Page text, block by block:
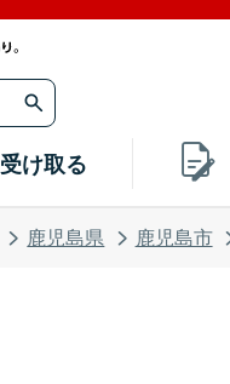
受け取る
鹿児島県 鹿児島市